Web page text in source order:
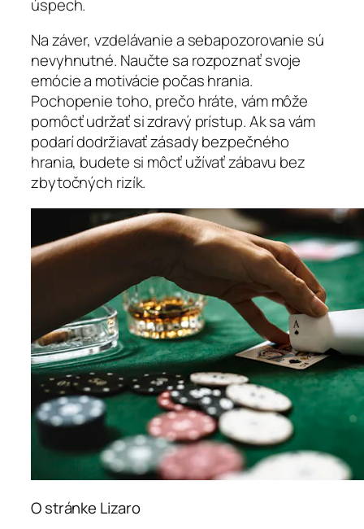
úspech.
Na záver, vzdelávanie a sebapozorovanie sú
nevyhnutné. Naučte sa rozpoznať svoje
emócie a motivácie počas hrania.
Pochopenie toho, prečo hráte, vám môže
pomôcť udržať si zdravý prístup. Ak sa vám
podarí dodržiavať zásady bezpečného
hrania, budete si môcť užívať zábavu bez
zbytočných rizík.
O stránke Lizaro